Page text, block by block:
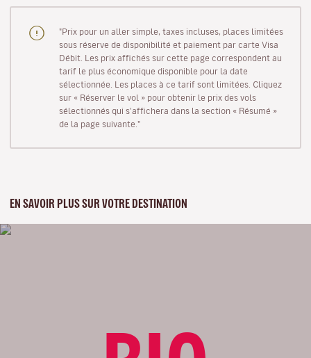
"Prix pour un aller simple, taxes incluses, places limitées
sous réserve de disponibilité et paiement par carte Visa
Débit. Les prix affichés sur cette page correspondent au
tarif le plus économique disponible pour la date
sélectionnée. Les places à ce tarif sont limitées. Cliquez
sur « Réserver le vol » pour obtenir le prix des vols
sélectionnés qui s'affichera dans la section « Résumé »
de la page suivante."
EN SAVOIR PLUS SUR VOTRE DESTINATION